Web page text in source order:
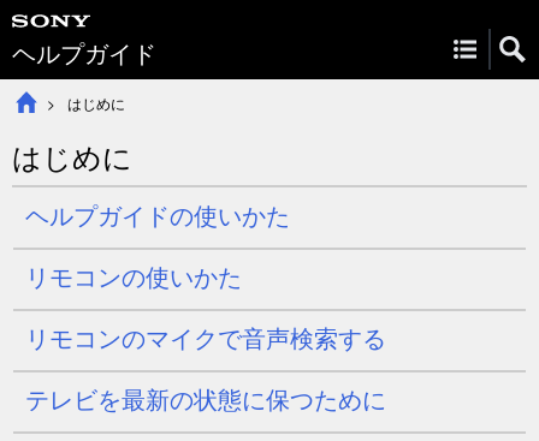
ヘルプガイド
はじめに
はじめに
ヘルプガイドの使いかた
リモコンの使いかた
リモコンのマイクで音声検索する
テレビを最新の状態に保つために